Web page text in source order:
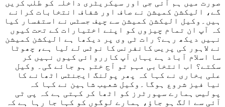
صورت میں ہم آئی جی اور سیکریٹری داخلہ کو طلب کریں
گے، الیکشن کمیشن نے صاف اور شفاف انتخابات کرانے
ہیں۔وکیل الیکشن کمیشن سے چیف جسٹس نے استفسار کیا
کہ آپ ان تمام چیزوں کو اپنے اختیارات کے تحت کیوں
نہیں دیکھ رہے؟ رات ٹی وی پر دیکھا ہے الیکشن کمیشن
نے لاہور کی پریس کانفرنس کا نوٹس لے لیا ہے، چھوٹا
سا اسلام آباد ہے یہاں آپ کارروائی کیوں نہیں کر
سکتے؟ اب انتخابی مہم تو آج ختم ہو جائے گی۔ وکیل
علی بخاری نے کہا کہ پھر پولنگ ایجنٹس اٹھانے کا
نیا فیز شروع ہوگا۔وکیل شعیب شاہین نے کہا کہ
پولیس ہمارے سپورٹرز کو اٹھا کر کہتی ہے کہ پی ٹی
آئی سے الگ ہو جاؤ، ہمارے لوگوں کو کہا جا رہا ہے کہ